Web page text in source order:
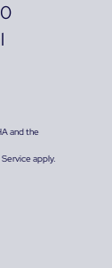
and the
apply.